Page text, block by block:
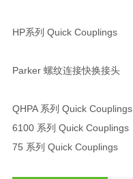
HP系列 Quick Couplings
Parker 螺纹连接快换接头
QHPA 系列 Quick Couplings
6100 系列 Quick Couplings
75 系列 Quick Couplings